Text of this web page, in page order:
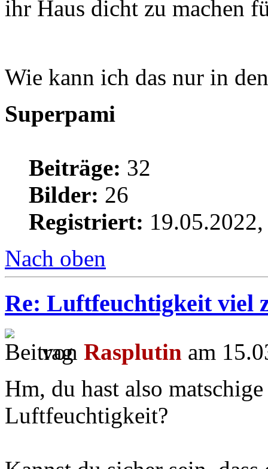
ihr Haus dicht zu machen
Wie kann ich das nur in
Superpami
Beiträge: 32
Bilder: 26
Registriert:
Nach oben
Re: Luftfeuchtigkeit viel
von Rasplutin am
Hm, du hast also
Luftfeuchtigkeit?